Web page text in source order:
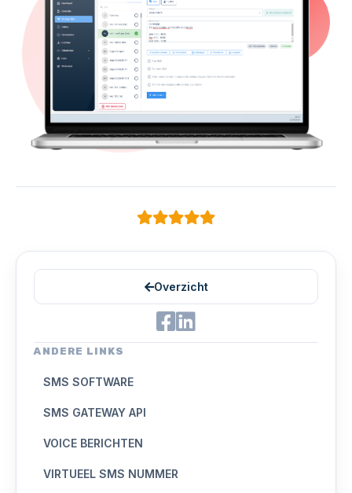
Overzicht
ANDERE LINKS
SMS SOFTWARE
SMS GATEWAY API
VOICE BERICHTEN
VIRTUEEL SMS NUMMER